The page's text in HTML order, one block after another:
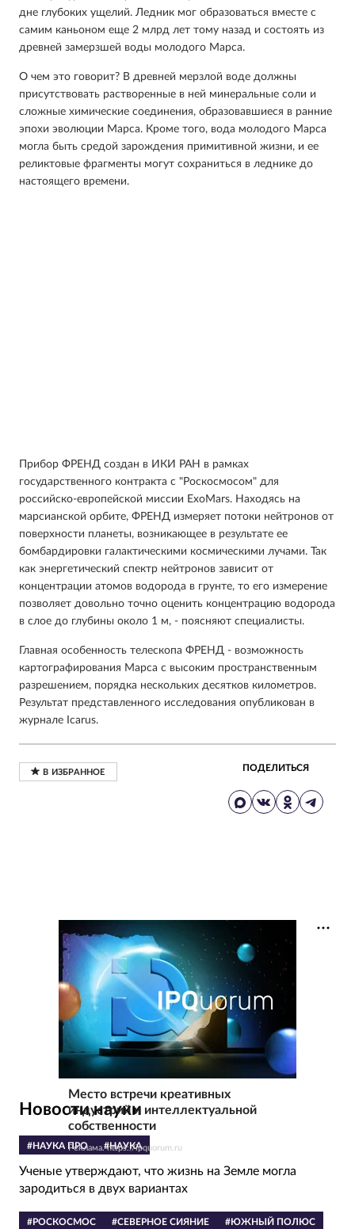
дне глубоких ущелий. Ледник мог образоваться вместе с
самим каньоном еще 2 млрд лет тому назад и состоять из
древней замерзшей воды молодого Марса.
О чем это говорит? В древней мерзлой воде должны
присутствовать растворенные в ней минеральные соли и
сложные химические соединения, образовавшиеся в ранние
эпохи эволюции Марса. Кроме того, вода молодого Марса
могла быть средой зарождения примитивной жизни, и ее
реликтовые фрагменты могут сохраниться в леднике до
настоящего времени.
Прибор ФРЕНД создан в ИКИ РАН в рамках
государственного контракта с "Роскосмосом" для
российско-европейской миссии ExoMars. Находясь на
марсианской орбите, ФРЕНД измеряет потоки нейтронов от
поверхности планеты, возникающее в результате ее
бомбардировки галактическими космическими лучами. Так
как энергетический спектр нейтронов зависит от
концентрации атомов водорода в грунте, то его измерение
позволяет довольно точно оценить концентрацию водорода
в слое до глубины около 1 м, - поясняют специалисты.
Главная особенность телескопа ФРЕНД - возможность
картографирования Марса с высоким пространственным
разрешением, порядка нескольких десятков километров.
Результат представленного исследования опубликован в
журнале Icarus.
ПОДЕЛИТЬСЯ
Место встречи креативных
индустрий и интеллектуальной
собственности
Реклама. https://ipquorum.ru
Новости науки
#НАУКА ПРО #НАУКА
Ученые утверждают, что жизнь на Земле могла
зародиться в двух вариантах
#РОСКОСМОС #СЕВЕРНОЕ СИЯНИЕ #ЮЖНЫЙ ПОЛЮС